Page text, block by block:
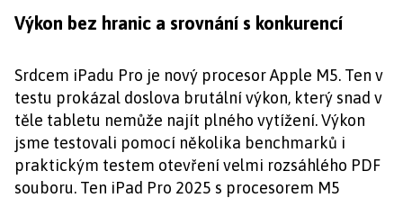
Výkon bez hranic a srovnání s konkurencí
Srdcem iPadu Pro je nový procesor Apple M5. Ten v
testu prokázal doslova brutální výkon, který snad v
těle tabletu nemůže najít plného vytížení. Výkon
jsme testovali pomocí několika benchmarků i
praktickým testem otevření velmi rozsáhlého PDF
souboru. Ten iPad Pro 2025 s procesorem M5